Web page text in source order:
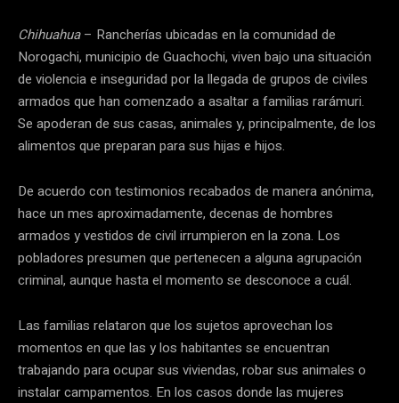
Chihuahua– Rancherías ubicadas en la comunidad de
Norogachi, municipio de Guachochi, viven bajo una situación
de violencia e inseguridad por la llegada de grupos de civiles
armados que han comenzado a asaltar a familias rarámuri.
Se apoderan de sus casas, animales y, principalmente, de los
alimentos que preparan para sus hijas e hijos.
De acuerdo con testimonios recabados de manera anónima,
hace un mes aproximadamente, decenas de hombres
armados y vestidos de civil irrumpieron en la zona. Los
pobladores presumen que pertenecen a alguna agrupación
criminal, aunque hasta el momento se desconoce a cuál.
Las familias relataron que los sujetos aprovechan los
momentos en que las y los habitantes se encuentran
trabajando para ocupar sus viviendas, robar sus animales o
instalar campamentos. En los casos donde las mujeres